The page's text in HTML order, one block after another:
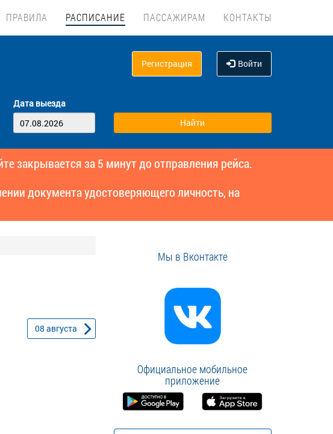
ПРАВИЛА РАСПИСАНИЕ ПАССАЖИРАМ КОНТАКТЫ
Регистрация Войти
Дата выезда
закрывается за 5 минут до отправления рейса.
документа удостоверяющего личность, на
08 августа
Мы в Вконтакте
Официальное мобильное
приложение